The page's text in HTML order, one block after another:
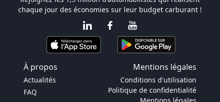
chaque jour des économies sur leur budget carburant !
À propos Mentions légales
Actualités
FAQ
Conditions d'utilisation
Politique de confidentialité